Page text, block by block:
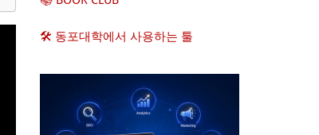
🛠️ 동포대학에서 사용하는 툴